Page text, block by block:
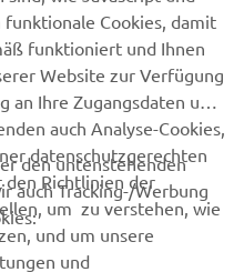
Cookies, damit
funktioniert und Ihnen
Website zur Verfügung
an Ihre Zugangsdaten und
auch Analyse-Cookies,
datenschutzgerechten
den Richtlinien der
um zu verstehen, wie
und um unsere
und
den untenstehenden
auch Tracking-/Werbung